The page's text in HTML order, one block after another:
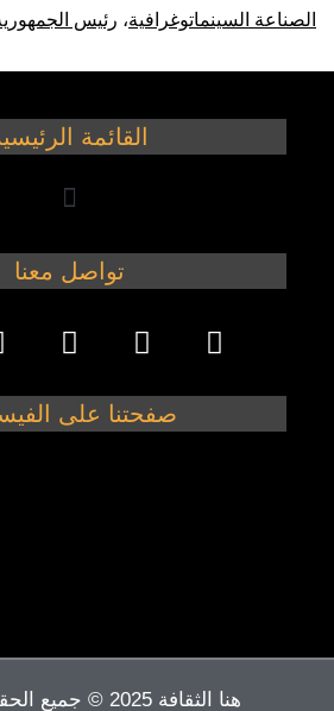
الصناعة السينماتوغرافية، رئيس
القائمة
تواصل معنا
صفحتنا على
هنا الثقافة 2025 © جميع الحقوق محفوظة